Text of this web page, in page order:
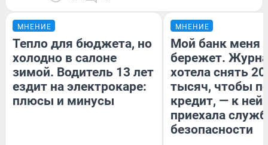
МНЕНИЕ
Тепло для бюджета, но
холодно в салоне
зимой. Водитель 13 лет
ездит на электрокаре:
плюсы и минусы
МНЕНИЕ
Мой банк меня
бережет.
хотела снять
тысяч, чтобы
кредит, — к
приехала
безопасности